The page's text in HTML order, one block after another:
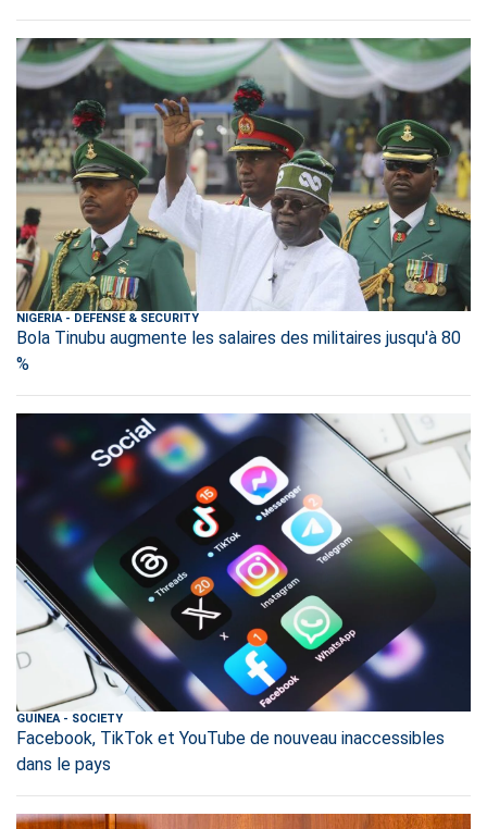
NIGERIA - DEFENSE & SECURITY
Bola Tinubu augmente les salaires des militaires jusqu'à 80
%
GUINEA- SOCIETY
Facebook, TikTok et YouTube de nouveau inaccessibles
dans le pays